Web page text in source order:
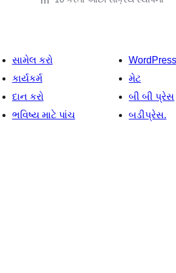
સામેલ કરો
કાર્યકર્મ
દાન કરો
ભવિષ્ય માટે પાંચ
મેટ
બી બી પ્રેસ
બડીપ્રેસ.